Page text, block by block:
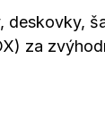
deskovky,
za